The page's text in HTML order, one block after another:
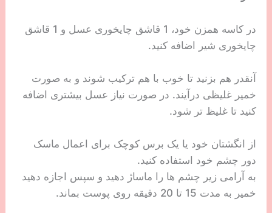
در کاسه همزن خود، 1 قاشق چایخوری عسل و 1 قاشق
چایخوری شیر اضافه کنید.
آنقدر هم بزنید تا خوب با هم ترکیب شوند و به صورت
خمیر غلیظی درآیند. در صورت نیاز عسل بیشتری اضافه
کنید تا غلیظ تر شود.
از انگشتان خود یا یک برس کوچک برای اعمال ماسک
دور چشم خود استفاده کنید.
به آرامی زیر چشم ها را ماساژ دهید و سپس اجازه دهید
خمیر به مدت 15 تا 20 دقیقه روی پوست بماند.